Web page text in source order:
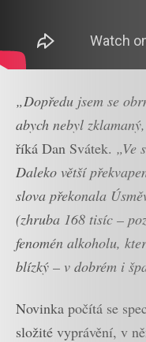
„Dopředu jsem se
abych nebyl
říká Dan Svátek. „Ve
Daleko větší
slova překonala
(zhruba 168 tisíc –
fenomén alkoholu,
blízký – v dobrém i
Novinka počítá se
složité vyprávění, v